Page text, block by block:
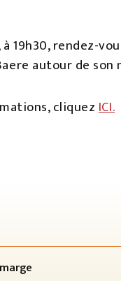
19h30, rendez-
autour de son
cliquezICI.